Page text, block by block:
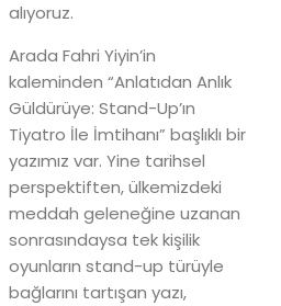
alıyoruz.
Arada Fahri Yiyin’in
kaleminden “Anlatıdan Anlık
Güldürüye: Stand-Up’ın
Tiyatro İle İmtihanı” başlıklı bir
yazımız var. Yine tarihsel
perspektiften, ülkemizdeki
meddah geleneğine uzanan
sonrasındaysa tek kişilik
oyunların stand-up türüyle
bağlarını tartışan yazı,